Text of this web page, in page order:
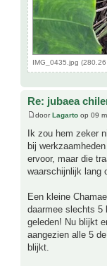
IMG_0435.jpg
Re: jubaea
doorLagarto op 09
Ik zou hem zeker
bij
ervoor, maar die
waarschijnlijk lang
Een kleine
daarmee slechts 5
geleden! Nu blijkt
aangezien alle 5
blijkt.